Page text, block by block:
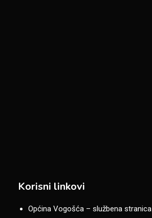
Korisni linkovi
Općina Vogošća – službena stranica